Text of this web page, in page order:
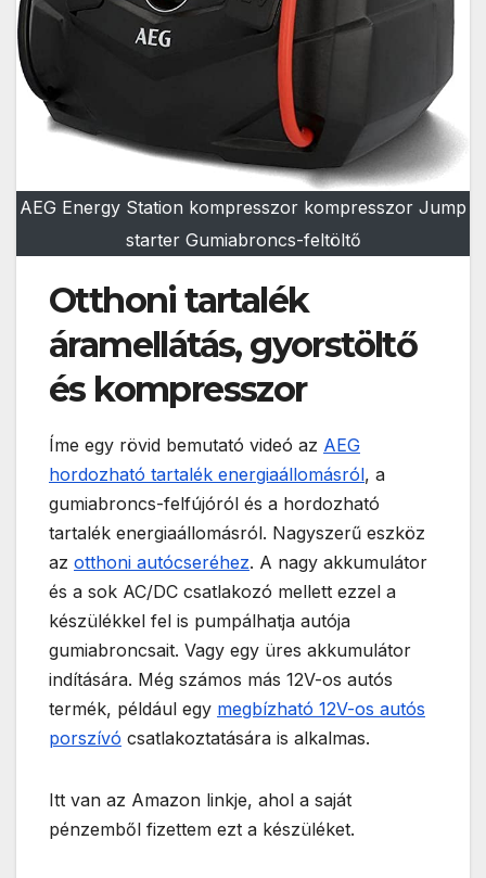
AEG Energy Station kompresszor kompresszor Jump
starter Gumiabroncs-feltöltő
Otthoni tartalék
áramellátás, gyorstöltő
és kompresszor
Íme egy rövid bemutató videó az AEG
hordozható tartalék energiaállomásról, a
gumiabroncs-felfújóról és a hordozható
tartalék energiaállomásról. Nagyszerű eszköz
az otthoni autócseréhez. A nagy akkumulátor
és a sok AC/DC csatlakozó mellett ezzel a
készülékkel fel is pumpálhatja autója
gumiabroncsait. Vagy egy üres akkumulátor
indítására. Még számos más 12V-os autós
termék, például egy megbízható 12V-os autós
porszívó csatlakoztatására is alkalmas.
Itt van az Amazon linkje, ahol a saját
pénzemből fizettem ezt a készüléket.